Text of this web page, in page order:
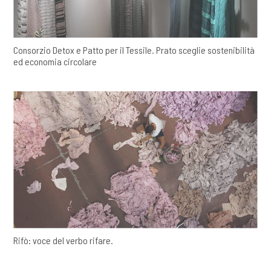
Consorzio Detox e Patto per il Tessile. Prato sceglie sostenibilità
ed economia circolare
Rifò: voce del verbo rifare.